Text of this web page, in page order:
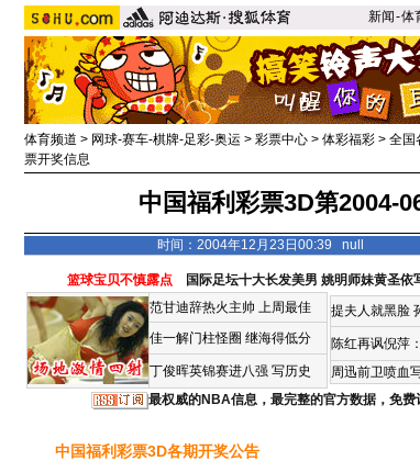
新闻-体
体育频道 > 网球-赛车-棋牌-足彩-奥运 > 彩票中心 > 体彩福彩 > 全国
票开奖信息
中国福利彩票3D第2004-
时间：2004年12月23日00:39 null
篮球宝贝不慎露点 国际足坛十大长发美男 姚明师妹黄圣依
范甘迪辞热火主帅 上周最佳
佳一解门柱怪圈 继海得低分
丁俊晖英锦赛进八强 写历史
提夫人就黑脸
陈红再讽倪萍
周迅前卫喷血
最权威的NBA信息，最完整的官方数据，免费
中国福利彩票3D各期开奖公告